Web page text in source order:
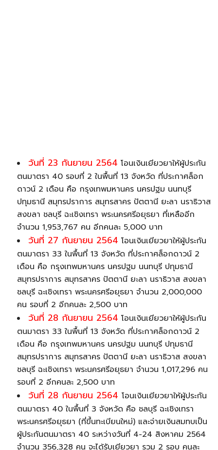
วันที่ 23 กันยายน 2564 โอนเงินเยียวยาให้ผู้ประกัน
ตนมาตรา 40 รอบที่ 2 ในพื้นที่ 13 จังหวัด ที่ประกาศล็อก
ดาวน์ 2 เดือน คือ กรุงเทพมหานคร นครปฐม นนทบุรี
ปทุมธานี สมุทรปราการ สมุทรสาคร ปัตตานี ยะลา นราธิวาส
สงขลา ชลบุรี ฉะเชิงเทรา พระนครศรีอยุธยา ที่เหลืออีก
จำนวน 1,953,767 คน อีกคนละ 5,000 บาท
วันที่ 27 กันยายน 2564 โอนเงินเยียวยาให้ผู้ประกัน
ตนมาตรา 33 ในพื้นที่ 13 จังหวัด ที่ประกาศล็อกดาวน์ 2
เดือน คือ กรุงเทพมหานคร นครปฐม นนทบุรี ปทุมธานี
สมุทรปราการ สมุทรสาคร ปัตตานี ยะลา นราธิวาส สงขลา
ชลบุรี ฉะเชิงเทรา พระนครศรีอยุธยา จำนวน 2,000,000
คน รอบที่ 2 อีกคนละ 2,500 บาท
วันที่ 28 กันยายน 2564 โอนเงินเยียวยาให้ผู้ประกัน
ตนมาตรา 33 ในพื้นที่ 13 จังหวัด ที่ประกาศล็อกดาวน์ 2
เดือน คือ กรุงเทพมหานคร นครปฐม นนทบุรี ปทุมธานี
สมุทรปราการ สมุทรสาคร ปัตตานี ยะลา นราธิวาส สงขลา
ชลบุรี ฉะเชิงเทรา พระนครศรีอยุธยา จำนวน 1,017,296 คน
รอบที่ 2 อีกคนละ 2,500 บาท
วันที่ 28 กันยายน 2564 โอนเงินเยียวยาให้ผู้ประกัน
ตนมาตรา 40 ในพื้นที่ 3 จังหวัด คือ ชลบุรี ฉะเชิงเทรา
พระนครศรีอยุธยา (ที่ขึ้นทะเบียนใหม่) และจ่ายเงินสมทบเป็น
ผู้ประกันตนมาตรา 40 ระหว่างวันที่ 4-24 สิงหาคม 2564
จำนวน 356,328 คน จะได้รับเยียวยา รวม 2 รอบ คนละ